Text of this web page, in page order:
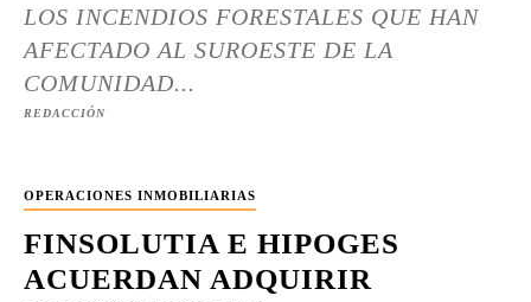
LOS INCENDIOS FORESTALES QUE HAN
AFECTADO AL SUROESTE DE LA
COMUNIDAD...
REDACCIÓN
OPERACIONES INMOBILIARIAS
FINSOLUTIA E HIPOGES
ACUERDAN ADQUIRIR